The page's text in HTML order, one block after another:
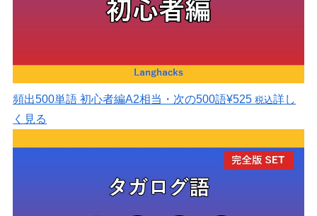
頻出500単語 初心者編A2相当・次の500語¥525 税込詳し
く見る